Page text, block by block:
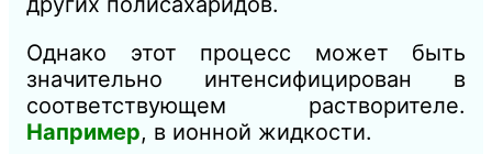
Однако этот процесс может быть
значительно интенсифицирован в
соответствующем растворителе.
Например, в ионной жидкости.